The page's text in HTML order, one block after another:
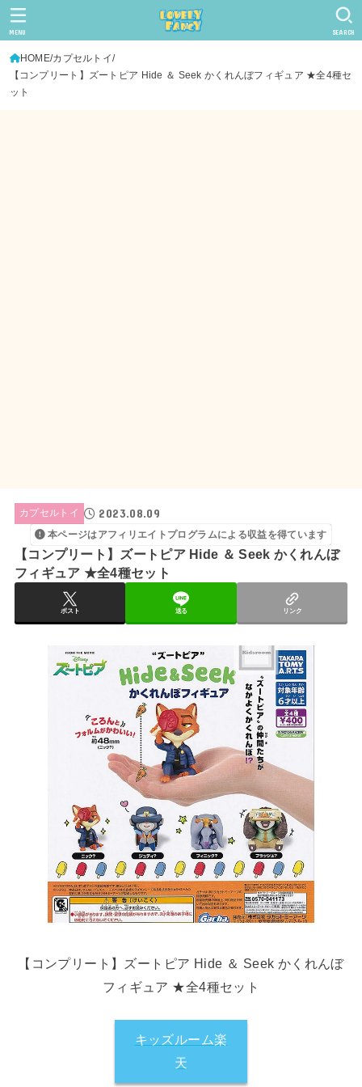
SEARCH
MENU
HOME カプセルトイ
【コンプリート】ズートピア Hide ＆ Seek かくれんぼフィギュア ★全4種セ
ット
カプセルトイ 2023.08.09
本ページはアフィリエイトプログラムによる収益を得ています
【コンプリート】ズートピア Hide ＆ Seek かくれんぼ
フィギュア ★全4種セット
ポスト 送る リンク
【コンプリート】ズートピア Hide ＆ Seek かくれんぼ
フィギュア ★全4種セット
キッズルーム楽
天